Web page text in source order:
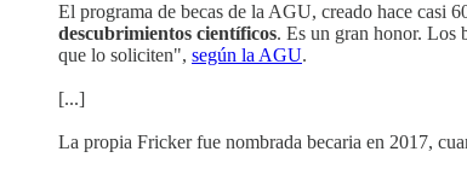
El programa de becas de la AGU, creado hace casi
descubrimientos científicos. Es un gran honor. Los
que lo soliciten", según la AGU.
[...]
La propia Fricker fue nombrada becaria en 2017,